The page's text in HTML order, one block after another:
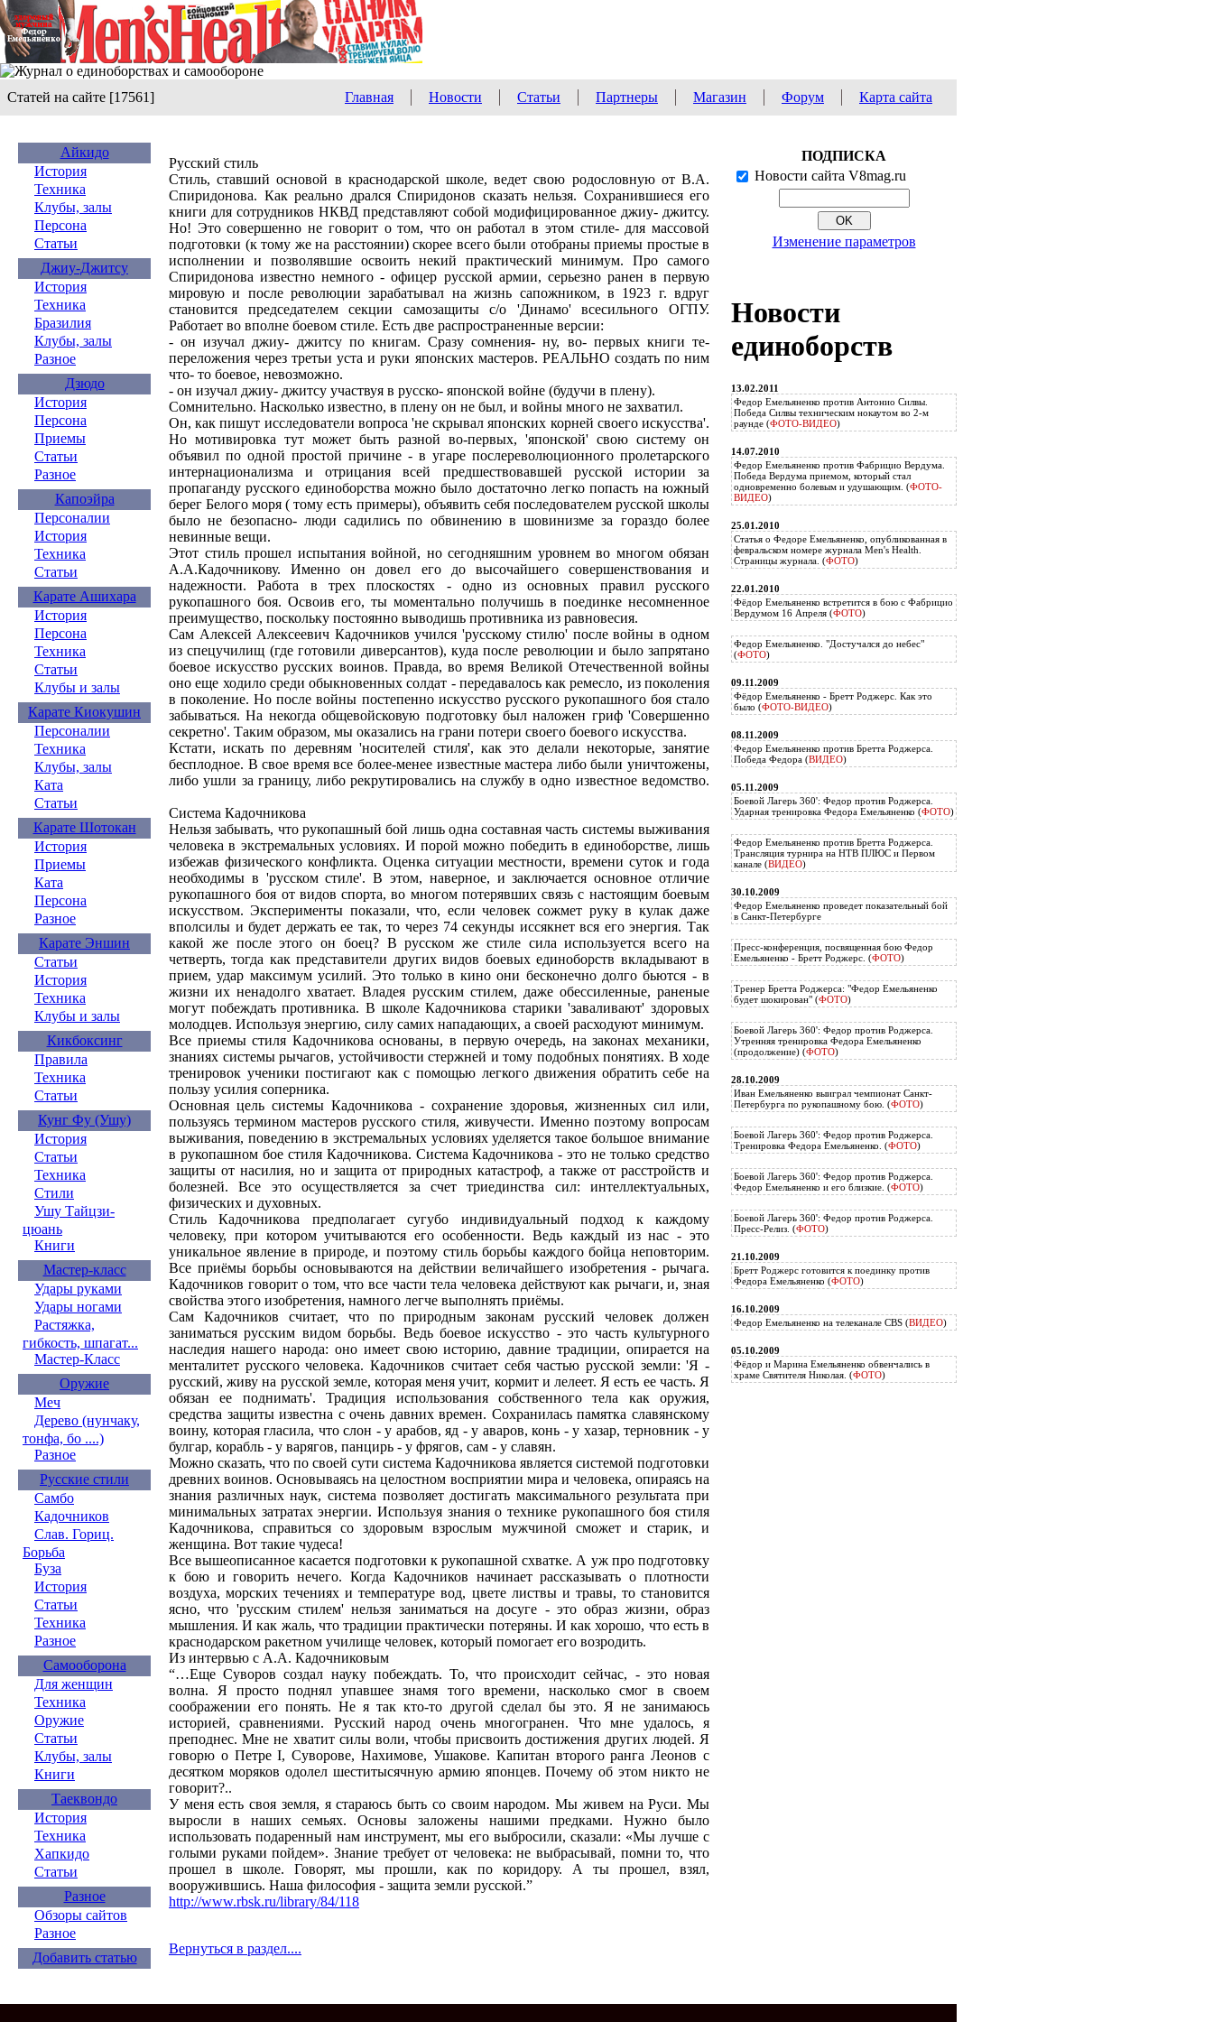
Статей на сайте [17561] Главная Новости Статьи Партнеры Магазин Форум Карта сайта
Айкидо
История
Техника
Клубы, залы
Персона
Статьи
Джиу-Джитсу
История
Техника
Бразилия
Клубы, залы
Разное
Дзюдо
История
Персона
Приемы
Статьи
Разное
Капоэйра
Персоналии
История
Техника
Статьи
Карате Ашихара
История
Персона
Техника
Статьи
Клубы и залы
Карате Киокушин
Персоналии
Техника
Клубы, залы
Ката
Статьи
Карате Шотокан
История
Приемы
Ката
Персона
Разное
Карате Эншин
Статьи
История
Техника
Клубы и залы
Кикбоксинг
Правила
Техника
Статьи
Кунг Фу (Ушу)
История
Статьи
Техника
Стили
Ушу Тайцзи-
цюань
Книги
Мастер-класс
Удары руками
Удары ногами
Растяжка,
гибкость, шпагат...
Мастер-Класс
Оружие
Меч
Дерево (нунчаку,
тонфа, бо ....)
Разное
Русские стили
Самбо
Кадочников
Слав. Гориц.
Борьба
Буза
История
Статьи
Техника
Разное
Самооборона
Для женщин
Техника
Оружие
Статьи
Клубы, залы
Книги
Таеквондо
История
Техника
Хапкидо
Статьи
Разное
Обзоры сайтов
Разное
Добавить статью
Русский стиль
Стиль, ставший основой в краснодарской школе, ведет свою родословную от В.А.
Спиридонова. Как реально дрался Спиридонов сказать нельзя. Сохранившиеся его
книги для сотрудников НКВД представляют собой модифицированное джиу- джитсу.
Но! Это совершенно не говорит о том, что он работал в этом стиле- для массовой
подготовки (к тому же на расстоянии) скорее всего были отобраны приемы простые в
исполнении и позволявшие освоить некий практический минимум. Про самого
Спиридонова известно немного - офицер русской армии, серьезно ранен в первую
мировую и после революции зарабатывал на жизнь сапожником, в 1923 г. вдруг
становится председателем секции самозащиты с/о 'Динамо' всесильного ОГПУ.
Работает во вполне боевом стиле. Есть две распространенные версии:
- он изучал джиу- джитсу по книгам. Сразу сомнения- ну, во- первых книги те-
переложения через третьи уста и руки японских мастеров. РЕАЛЬНО создать по ним
что- то боевое, невозможно.
- он изучал джиу- джитсу участвуя в русско- японской войне (будучи в плену).
Сомнительно. Насколько известно, в плену он не был, и войны много не захватил.
Он, как пишут исследователи вопроса 'не скрывал японских корней своего искусства'.
Но мотивировка тут может быть разной во-первых, 'японской' свою систему он
объявил по одной простой причине - в угаре послереволюционного пролетарского
интернационализма и отрицания всей предшествовавшей русской истории за
пропаганду русского единоборства можно было достаточно легко попасть на южный
берег Белого моря ( тому есть примеры), объявить себя последователем русской школы
было не безопасно- люди садились по обвинению в шовинизме за гораздо более
невинные вещи.
Этот стиль прошел испытания войной, но сегодняшним уровнем во многом обязан
А.А.Кадочникову. Именно он довел его до высочайшего совершенствования и
надежности. Работа в трех плоскостях - одно из основных правил русского
рукопашного боя. Освоив его, ты моментально получишь в поединке несомненное
преимущество, поскольку постоянно выводишь противника из равновесия.
Сам Алексей Алексеевич Кадочников учился 'русскому стилю' после войны в одном
из спецучилищ (где готовили диверсантов), куда после революции и было запрятано
боевое искусство русских воинов. Правда, во время Великой Отечественной войны
оно еще ходило среди обыкновенных солдат - передавалось как ремесло, из поколения
в поколение. Но после войны постепенно искусство русского рукопашного боя стало
забываться. На некогда общевойсковую подготовку был наложен гриф 'Совершенно
секретно'. Таким образом, мы оказались на грани потери своего боевого искусства.
Кстати, искать по деревням 'носителей стиля', как это делали некоторые, занятие
бесплодное. В свое время все более-менее известные мастера либо были уничтожены,
либо ушли за границу, либо рекрутировались на службу в одно известное ведомство.
Система Кадочникова
Нельзя забывать, что рукопашный бой лишь одна составная часть системы выживания
человека в экстремальных условиях. И порой можно победить в единоборстве, лишь
избежав физического конфликта. Оценка ситуации местности, времени суток и года
необходимы в 'русском стиле'. В этом, наверное, и заключается основное отличие
рукопашного боя от видов спорта, во многом потерявших связь с настоящим боевым
искусством. Эксперименты показали, что, если человек сожмет руку в кулак даже
вполсилы и будет держать ее так, то через 74 секунды иссякнет вся его энергия. Так
какой же после этого он боец? В русском же стиле сила используется всего на
четверть, тогда как представители других видов боевых единоборств вкладывают в
прием, удар максимум усилий. Это только в кино они бесконечно долго бьются - в
жизни их ненадолго хватает. Владея русским стилем, даже обессиленные, раненые
могут побеждать противника. В школе Кадочникова старики 'заваливают' здоровых
молодцев. Используя энергию, силу самих нападающих, а своей расходуют минимум.
Все приемы стиля Кадочникова основаны, в первую очередь, на законах механики,
знаниях системы рычагов, устойчивости стержней и тому подобных понятиях. В ходе
тренировок ученики постигают как с помощью легкого движения обратить себе на
пользу усилия соперника.
Основная цель системы Кадочникова - сохранение здоровья, жизненных сил или,
пользуясь термином мастеров русского стиля, живучести. Именно поэтому вопросам
выживания, поведению в экстремальных условиях уделяется такое большое внимание
в рукопашном бое стиля Кадочникова. Система Кадочникова - это не только средство
защиты от насилия, но и защита от природных катастроф, а также от расстройств и
болезней. Все это осуществляется за счет триединства сил: интеллектуальных,
физических и духовных.
Стиль Кадочникова предполагает сугубо индивидуальный подход к каждому
человеку, при котором учитываются его особенности. Ведь каждый из нас - это
уникальное явление в природе, и поэтому стиль борьбы каждого бойца неповторим.
Все приёмы борьбы основываются на действии величайшего изобретения - рычага.
Кадочников говорит о том, что все части тела человека действуют как рычаги, и, зная
свойства этого изобретения, намного легче выполнять приёмы.
Сам Кадочников считает, что по природным законам русский человек должен
заниматься русским видом борьбы. Ведь боевое искусство - это часть культурного
наследия нашего народа: оно имеет свою историю, давние традиции, опирается на
менталитет русского человека. Кадочников считает себя частью русской земли: 'Я -
русский, живу на русской земле, которая меня учит, кормит и лелеет. Я есть ее часть. Я
обязан ее поднимать'. Традиция использования собственного тела как оружия,
средства защиты известна с очень давних времен. Сохранилась памятка славянскому
воину, которая гласила, что слон - у арабов, яд - у аваров, конь - у хазар, терновник - у
булгар, корабль - у варягов, панцирь - у фрягов, сам - у славян.
Можно сказать, что по своей сути система Кадочникова является системой подготовки
древних воинов. Основываясь на целостном восприятии мира и человека, опираясь на
знания различных наук, система позволяет достигать максимального результата при
минимальных затратах энергии. Используя знания о технике рукопашного боя стиля
Кадочникова, справиться со здоровым взрослым мужчиной сможет и старик, и
женщина. Вот такие чудеса!
Все вышеописанное касается подготовки к рукопашной схватке. А уж про подготовку
к бою и говорить нечего. Когда Кадочников начинает рассказывать о плотности
воздуха, морских течениях и температуре вод, цвете листвы и травы, то становится
ясно, что 'русским стилем' нельзя заниматься на досуге - это образ жизни, образ
мышления. И как жаль, что традиции практически потеряны. И как хорошо, что есть в
краснодарском ракетном училище человек, который помогает его возродить.
Из интервью с А.А. Кадочниковым
“…Еще Суворов создал науку побеждать. То, что происходит сейчас, - это новая
волна. Я просто поднял упавшее знамя того времени, насколько смог в своем
соображении его понять. Не я так кто-то другой сделал бы это. Я не занимаюсь
историей, сравнениями. Русский народ очень многогранен. Что мне удалось, я
преподнес. Мне не хватит силы воли, чтобы присвоить достижения других людей. Я
говорю о Петре I, Суворове, Нахимове, Ушакове. Капитан второго ранга Леонов с
десятком моряков одолел шеститысячную армию японцев. Почему об этом никто не
говорит?..
У меня есть своя земля, я стараюсь быть со своим народом. Мы живем на Руси. Мы
выросли в наших семьях. Основы заложены нашими предками. Нужно было
использовать подаренный нам инструмент, мы его выбросили, сказали: «Мы лучше с
голыми руками пойдем». Знание требует от человека: не выбрасывай, помни то, что
прошел в школе. Говорят, мы прошли, как по коридору. А ты прошел, взял,
вооружившись. Наша философия - защита земли русской.”
http://www.rbsk.ru/library/84/118
Вернуться в раздел....
ПОДПИСКА
Новости сайта V8mag.ru
Изменение параметров
Новости
единоборств
13.02.2011
Федор Емельяненко против Антонио Силвы.
Победа Силвы техническим нокаутом во 2-м
раунде (ФОТО-ВИДЕО)
14.07.2010
Федор Емельяненко против Фабрицио Вердума.
Победа Вердума приемом, который стал
одновременно болевым и удушающим. (ФОТО-
ВИДЕО)
25.01.2010
Статья о Федоре Емельяненко, опубликованная в
февральском номере журнала Men's Health.
Страницы журнала. (ФОТО)
22.01.2010
Фёдор Емельяненко встретится в бою с Фабрицио
Вердумом 16 Апреля (ФОТО)
Федор Емельяненко. "Достучался до небес"
(ФОТО)
09.11.2009
Фёдор Емельяненко - Бретт Роджерс. Как это
было (ФОТО-ВИДЕО)
08.11.2009
Федор Емельяненко против Бретта Роджерса.
Победа Федора (ВИДЕО)
05.11.2009
Боевой Лагерь 360': Федор против Роджерса.
Ударная тренировка Федора Емельяненко (ФОТО)
Федор Емельяненко против Бретта Роджерса.
Трансляция турнира на НТВ ПЛЮС и Первом
канале (ВИДЕО)
30.10.2009
Федор Емельяненко проведет показательный бой
в Санкт-Петербурге
Пресс-конференция, посвященная бою Федор
Емельяненко - Бретт Роджерс. (ФОТО)
Тренер Бретта Роджерса: "Федор Емельяненко
будет шокирован" (ФОТО)
Боевой Лагерь 360': Федор против Роджерса.
Утренняя тренировка Федора Емельяненко
(продолжение) (ФОТО)
28.10.2009
Иван Емельяненко выиграл чемпионат Санкт-
Петербурга по рукопашному бою. (ФОТО)
Боевой Лагерь 360': Федор против Роджерса.
Тренировка Федора Емельяненко. (ФОТО)
Боевой Лагерь 360': Федор против Роджерса.
Федор Емельяненко и его близкие. (ФОТО)
Боевой Лагерь 360': Федор против Роджерса.
Пресс-Релиз. (ФОТО)
21.10.2009
Бретт Роджерс готовится к поединку против
Федора Емельяненко (ФОТО)
16.10.2009
Федор Емельяненко на телеканале CBS (ВИДЕО)
05.10.2009
Фёдор и Марина Емельяненко обвенчались в
храме Святителя Николая. (ФОТО)